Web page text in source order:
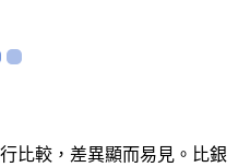
比較，差異顯而易見。比銀